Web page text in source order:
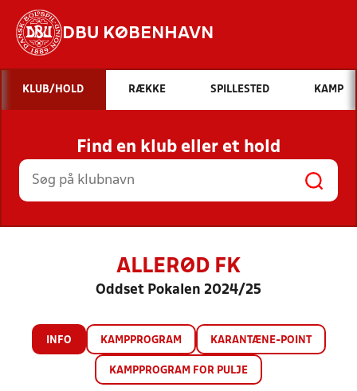
DBU KØBENHAVN
Hvad vil du søge efter?
INDHOLD OG NYHEDER
STILLINGER, RESULTATER, KLUBBER OG
HOLD
KLUB/HOLD RÆKKE SPILLESTED KAMP
Find en klub eller et hold
ALLERØD FK
Oddset Pokalen 2024/25
INFO KAMPPROGRAM KARANTÆNE-POINT
KAMPPROGRAM FOR PULJE